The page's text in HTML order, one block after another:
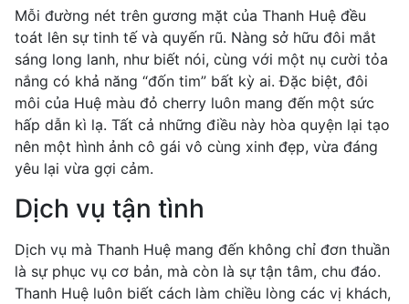
Mỗi đường nét trên gương mặt của Thanh Huệ đều
toát lên sự tinh tế và quyến rũ. Nàng sở hữu đôi mắt
sáng long lanh, như biết nói, cùng với một nụ cười tỏa
nắng có khả năng “đốn tim” bất kỳ ai. Đặc biệt, đôi
môi của Huệ màu đỏ cherry luôn mang đến một sức
hấp dẫn kì lạ. Tất cả những điều này hòa quyện lại tạo
nên một hình ảnh cô gái vô cùng xinh đẹp, vừa đáng
yêu lại vừa gợi cảm.
Dịch vụ tận tình
Dịch vụ mà Thanh Huệ mang đến không chỉ đơn thuần
là sự phục vụ cơ bản, mà còn là sự tận tâm, chu đáo.
Thanh Huệ luôn biết cách làm chiều lòng các vị khách,